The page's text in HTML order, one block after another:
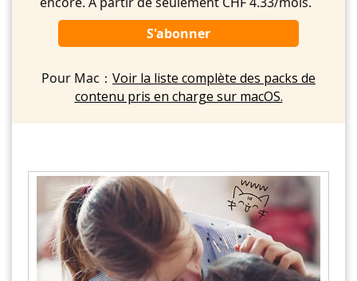
S'abonner
Pour Mac： Voir la liste complète des packs de
contenu pris en charge sur macOS.